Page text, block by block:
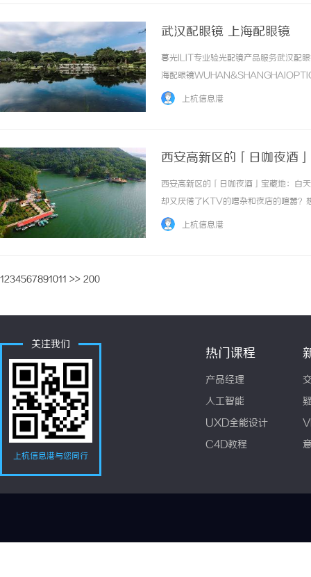
武汉配眼镜 上海配眼镜
暮光ILIT专业验光配镜产品服务武汉配
海配眼镜
品牌，现于武汉与上海设有4家门店。
上杭信息港
西安高新区的「日咖夜酒
西安高新区的「日咖夜酒」宝藏地：白
却又厌倦了KTV的嘈杂和夜店的喧嚣？
约三五好友聊聊天，咖啡馆太吵、餐厅
上杭信息港
1234567891011 >> 200
关注我们
上杭信息港与您同行
热门课程
产品经理
人工智能
UXD全能设计
C4D教程